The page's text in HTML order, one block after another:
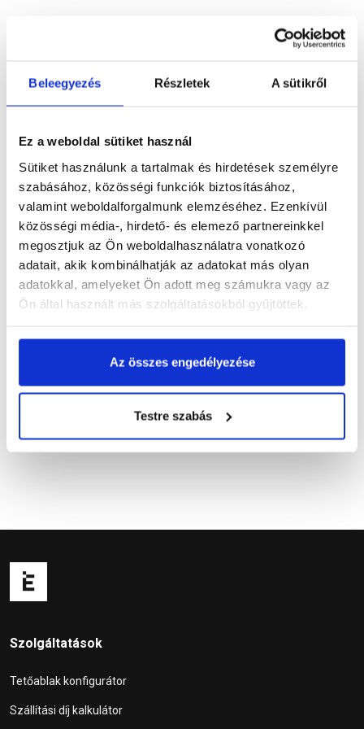
Beleegyezés Részletek A sütikről
Ez a weboldal sütiket használ
Sütiket használunk a tartalmak és hirdetések személyre
szabásához, közösségi funkciók biztosításához,
valamint weboldalforgalmunk elemzéséhez. Ezenkívül
közösségi média-, hirdető- és elemező partnereinkkel
megosztjuk az Ön weboldalhasználatra vonatkozó
adatait, akik kombinálhatják az adatokat más olyan
adatokkal, amelyeket Ön adott meg számukra vagy az
Ön által használt más szolgáltatásokból gyűjtöttek.
Az összes engedélyezése
Testre szabás
Termékinformáció
Vásárlói vélemények
Kérdések és válaszok
Kapcsolódó cikkek
Szolgáltatások
Tetőablak konfigurátor
Szállítási díj kalkulátor